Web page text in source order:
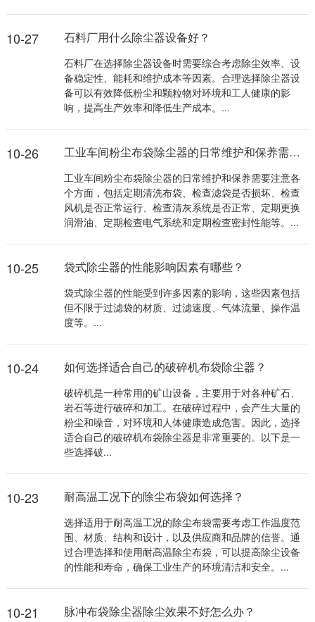
10-27 石料厂用什么除尘器设备好？
石料厂在选择除尘器设备时需要综合考虑除尘效率、设
备稳定性、能耗和维护成本等因素。合理选择除尘器设
备可以有效降低粉尘和颗粒物对环境和工人健康的影
响，提高生产效率和降低生产成本。...
10-26 工业车间粉尘布袋除尘器的日常维护和保养需要注意哪些方面？
工业车间粉尘布袋除尘器的日常维护和保养需要注意各
个方面，包括定期清洗布袋、检查滤袋是否损坏、检查
风机是否正常运行、检查清灰系统是否正常、定期更换
润滑油、定期检查电气系统和定期检查密封性能等。...
10-25 袋式除尘器的性能影响因素有哪些？
袋式除尘器的性能受到许多因素的影响，这些因素包括
但不限于过滤袋的材质、过滤速度、气体流量、操作温
度等。...
10-24 如何选择适合自己的破碎机布袋除尘器？
破碎机是一种常用的矿山设备，主要用于对各种矿石、
岩石等进行破碎和加工。在破碎过程中，会产生大量的
粉尘和噪音，对环境和人体健康造成危害。因此，选择
适合自己的破碎机布袋除尘器是非常重要的。以下是一
些选择破...
10-23 耐高温工况下的除尘布袋如何选择？
选择适用于耐高温工况的除尘布袋需要考虑工作温度范
围、材质、结构和设计，以及供应商和品牌的信誉。通
过合理选择和使用耐高温除尘布袋，可以提高除尘设备
的性能和寿命，确保工业生产的环境清洁和安全。...
10-21 脉冲布袋除尘器除尘效果不好怎么办？